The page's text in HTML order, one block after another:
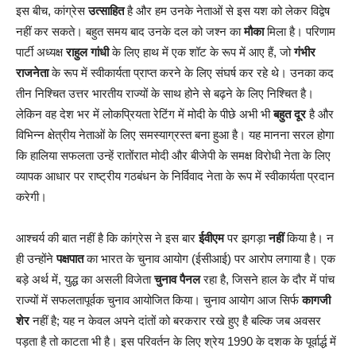
इस बीच, कांग्रेसउत्साहितहै और हम उनके नेताओं से इस यश को लेकर विद्वेष
नहीं कर सकते। बहुत समय बाद उनके दल को जश्न कामौकामिला है। परिणाम
पार्टी अध्यक्षराहुल गांधीके लिए हाथ में एक शॉट के रूप में आए हैं, जोगंभीर
राजनेताके रूप में स्वीकार्यता प्राप्त करने के लिए संघर्ष कर रहे थे। उनका कद
तीन निश्चित उत्तर भारतीय राज्यों के साथ होने से बढ़ने के लिए निश्चित है।
लेकिन वह देश भर में लोकप्रियता रेटिंग में मोदी के पीछे अभी भीबहुत दूरहै और
विभिन्न क्षेत्रीय नेताओं के लिए समस्याग्रस्त बना हुआ है। यह मानना सरल होगा
कि हालिया सफलता उन्हें रातोंरात मोदी और बीजेपी के समक्ष विरोधी नेता के लिए
व्यापक आधार पर राष्ट्रीय गठबंधन के निर्विवाद नेता के रूप में स्वीकार्यता प्रदान
करेगी।
आश्चर्य की बात नहीं है कि कांग्रेस ने इस बारईवीएमपर झगड़ानहींकिया है। न
ही उन्होंनेपक्षपातका भारत के चुनाव आयोग (ईसीआई) पर आरोप लगाया है। एक
बड़े अर्थ में, युद्ध का असली विजेताचुनाव पैनलरहा है, जिसने हाल के दौर में पांच
राज्यों में सफलतापूर्वक चुनाव आयोजित किया। चुनाव आयोग आज सिर्फकागजी
शेरनहीं है; यह न केवल अपने दांतों को बरकरार रखे हुए है बल्कि जब अवसर
पड़ता है तो काटता भी है। इस परिवर्तन के लिए श्रेय 1990 के दशक के पूर्वार्द्ध में